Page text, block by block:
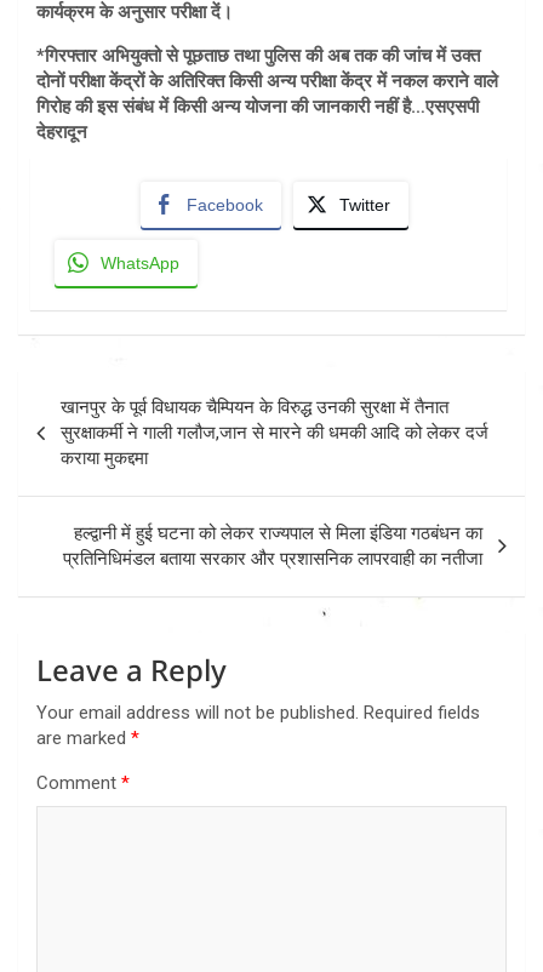
कार्यक्रम के अनुसार परीक्षा दें।
*गिरफ्तार अभियुक्तो से पूछताछ तथा पुलिस की अब तक की जांच में उक्त
दोनों परीक्षा केंद्रों के अतिरिक्त किसी अन्य परीक्षा केंद्र में नकल कराने वाले
गिरोह की इस संबंध में किसी अन्य योजना की जानकारी नहीं है…एसएसपी
देहरादून
Facebook Twitter
WhatsApp
navigation
खानपुर के पूर्व विधायक चैम्पियन के विरुद्ध उनकी सुरक्षा में तैनात
सुरक्षाकर्मी ने गाली गलौज,जान से मारने की धमकी आदि को लेकर दर्ज
कराया मुकद्दमा
हल्द्वानी में हुई घटना को लेकर राज्यपाल से मिला इंडिया गठबंधन का
प्रतिनिधिमंडल बताया सरकार और प्रशासनिक लापरवाही का नतीजा
Leave a Reply
Your email address will not be published. Required fields
are marked *
Comment *